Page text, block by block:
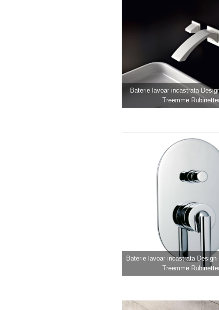
Baterie lavoar incastrata
Treemme
Baterie lavoar incastrata
Treemme